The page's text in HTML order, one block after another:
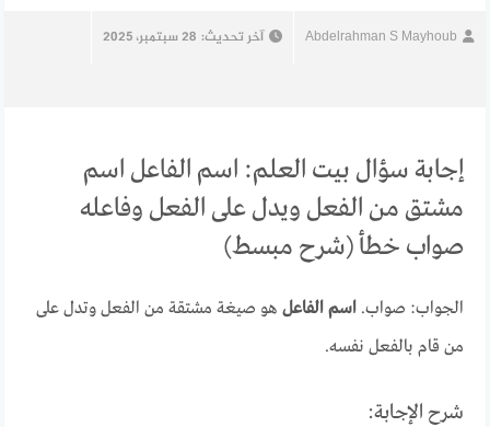
Abdelrahman S Mayhoub آخر تحديث: 28 سبتمبر، 2025
إجابة سؤال بيت العلم: اسم الفاعل اسم
مشتق من الفعل ويدل على الفعل وفاعله
صواب خطأ (شرح مبسط)
الجواب: صواب.اسم الفاعل هو صيغة مشتقة من الفعل وتدل على
من قام بالفعل نفسه.
شرح الإجابة: